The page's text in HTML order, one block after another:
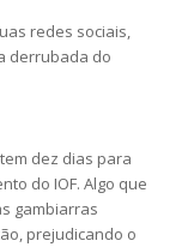
redes sociais,
derrubada do
dez dias para
do IOF. Algo que
gambiarras
prejudicando o